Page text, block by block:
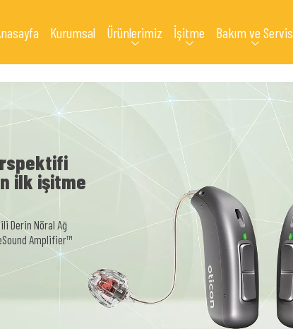
Kurumsal Ürünlerimiz İşitme Bakım ve Servis
ilk işitme
Derin Nöral Ağ
Amplifier™